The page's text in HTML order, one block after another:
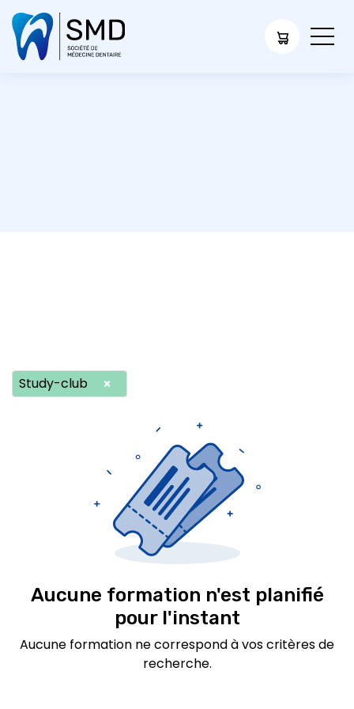
Study-club ×
Aucune formation n'est planifié
pour l'instant
Aucune formation ne correspond à vos critères de
recherche.